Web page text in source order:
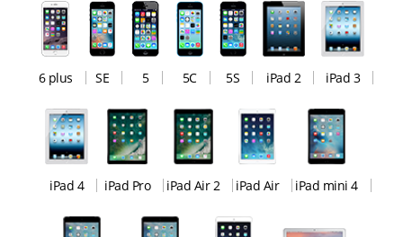
6 plus SE 5 5C 5S iPad 2 iPad 3
iPad 4 iPad Pro iPad Air 2 iPad Air iPad mini 4